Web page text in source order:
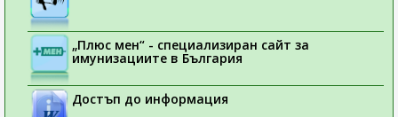
„Плюс мен“ - специализиран сайт за
имунизациите в България
Достъп до информация